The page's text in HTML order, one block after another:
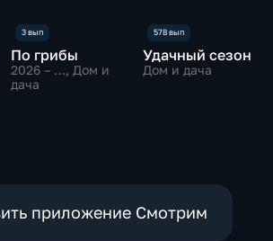
По грибы
2026 – …, Дом и
дача
Удачный сезон
Дом и дача
приложение Смотрим